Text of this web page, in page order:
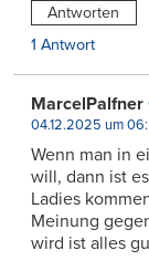
Antworten
1 Antwort
MarcelPalfner
04.12.2025 um
Wenn man in
will, dann ist
Ladies
Meinung
wird ist alles